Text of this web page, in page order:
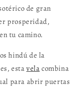
de gran
prosperidad,
tu camino.
hindú de la
estavela combina
para abrir puertas